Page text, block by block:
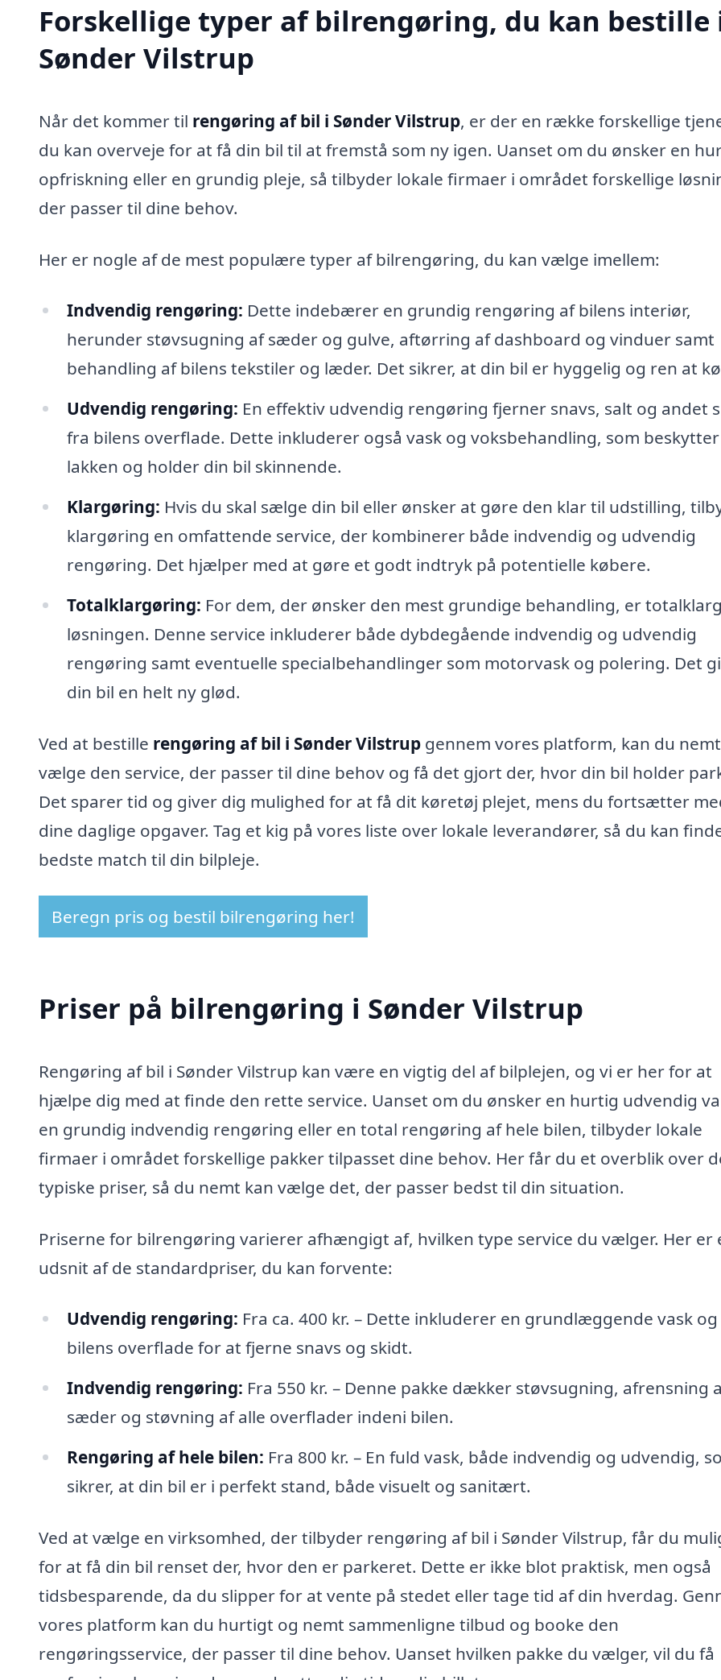
Forskellige typer af bilrengøring, du kan bestille
Sønder Vilstrup
Når det kommer til rengøring af bil i Sønder Vilstrup, er der en række forskellige
du kan overveje for at få din bil til at fremstå som ny igen. Uanset om du ønsker en
opfriskning eller en grundig pleje, så tilbyder lokale firmaer i området forskellige
der passer til dine behov.
Her er nogle af de mest populære typer af bilrengøring, du kan vælge imellem:
Indvendig rengøring: Dette indebærer en grundig rengøring af bilens interiør,
herunder støvsugning af sæder og gulve, aftørring af dashboard og vinduer samt
behandling af bilens tekstiler og læder. Det sikrer, at din bil er hyggelig og ren at
Udvendig rengøring: En effektiv udvendig rengøring fjerner snavs, salt og andet
fra bilens overflade. Dette inkluderer også vask og voksbehandling, som beskytter
lakken og holder din bil skinnende.
Klargøring: Hvis du skal sælge din bil eller ønsker at gøre den klar til udstilling,
klargøring en omfattende service, der kombinerer både indvendig og udvendig
rengøring. Det hjælper med at gøre et godt indtryk på potentielle købere.
Totalklargøring: For dem, der ønsker den mest grundige behandling, er
løsningen. Denne service inkluderer både dybdegående indvendig og udvendig
rengøring samt eventuelle specialbehandlinger som motorvask og polering. Det
din bil en helt ny glød.
Ved at bestille rengøring af bil i Sønder Vilstrup gennem vores platform, kan du nemt
vælge den service, der passer til dine behov og få det gjort der, hvor din bil holder
Det sparer tid og giver dig mulighed for at få dit køretøj plejet, mens du fortsætter
dine daglige opgaver. Tag et kig på vores liste over lokale leverandører, så du kan
bedste match til din bilpleje.
Beregn pris og bestil bilrengøring her!
Priser på bilrengøring i Sønder Vilstrup
Rengøring af bil i Sønder Vilstrup kan være en vigtig del af bilplejen, og vi er her for at
hjælpe dig med at finde den rette service. Uanset om du ønsker en hurtig udvendig
en grundig indvendig rengøring eller en total rengøring af hele bilen, tilbyder lokale
firmaer i området forskellige pakker tilpasset dine behov. Her får du et overblik over
typiske priser, så du nemt kan vælge det, der passer bedst til din situation.
Priserne for bilrengøring varierer afhængigt af, hvilken type service du vælger. Her er
udsnit af de standardpriser, du kan forvente:
Udvendig rengøring: Fra ca. 400 kr. – Dette inkluderer en grundlæggende vask
bilens overflade for at fjerne snavs og skidt.
Indvendig rengøring: Fra 550 kr. – Denne pakke dækker støvsugning, afrensning
sæder og støvning af alle overflader indeni bilen.
Rengøring af hele bilen: Fra 800 kr. – En fuld vask, både indvendig og udvendig,
sikrer, at din bil er i perfekt stand, både visuelt og sanitært.
Ved at vælge en virksomhed, der tilbyder rengøring af bil i Sønder Vilstrup, får du
for at få din bil renset der, hvor den er parkeret. Dette er ikke blot praktisk, men også
tidsbesparende, da du slipper for at vente på stedet eller tage tid af din hverdag.
vores platform kan du hurtigt og nemt sammenligne tilbud og booke den
rengøringsservice, der passer til dine behov. Uanset hvilken pakke du vælger, vil du få